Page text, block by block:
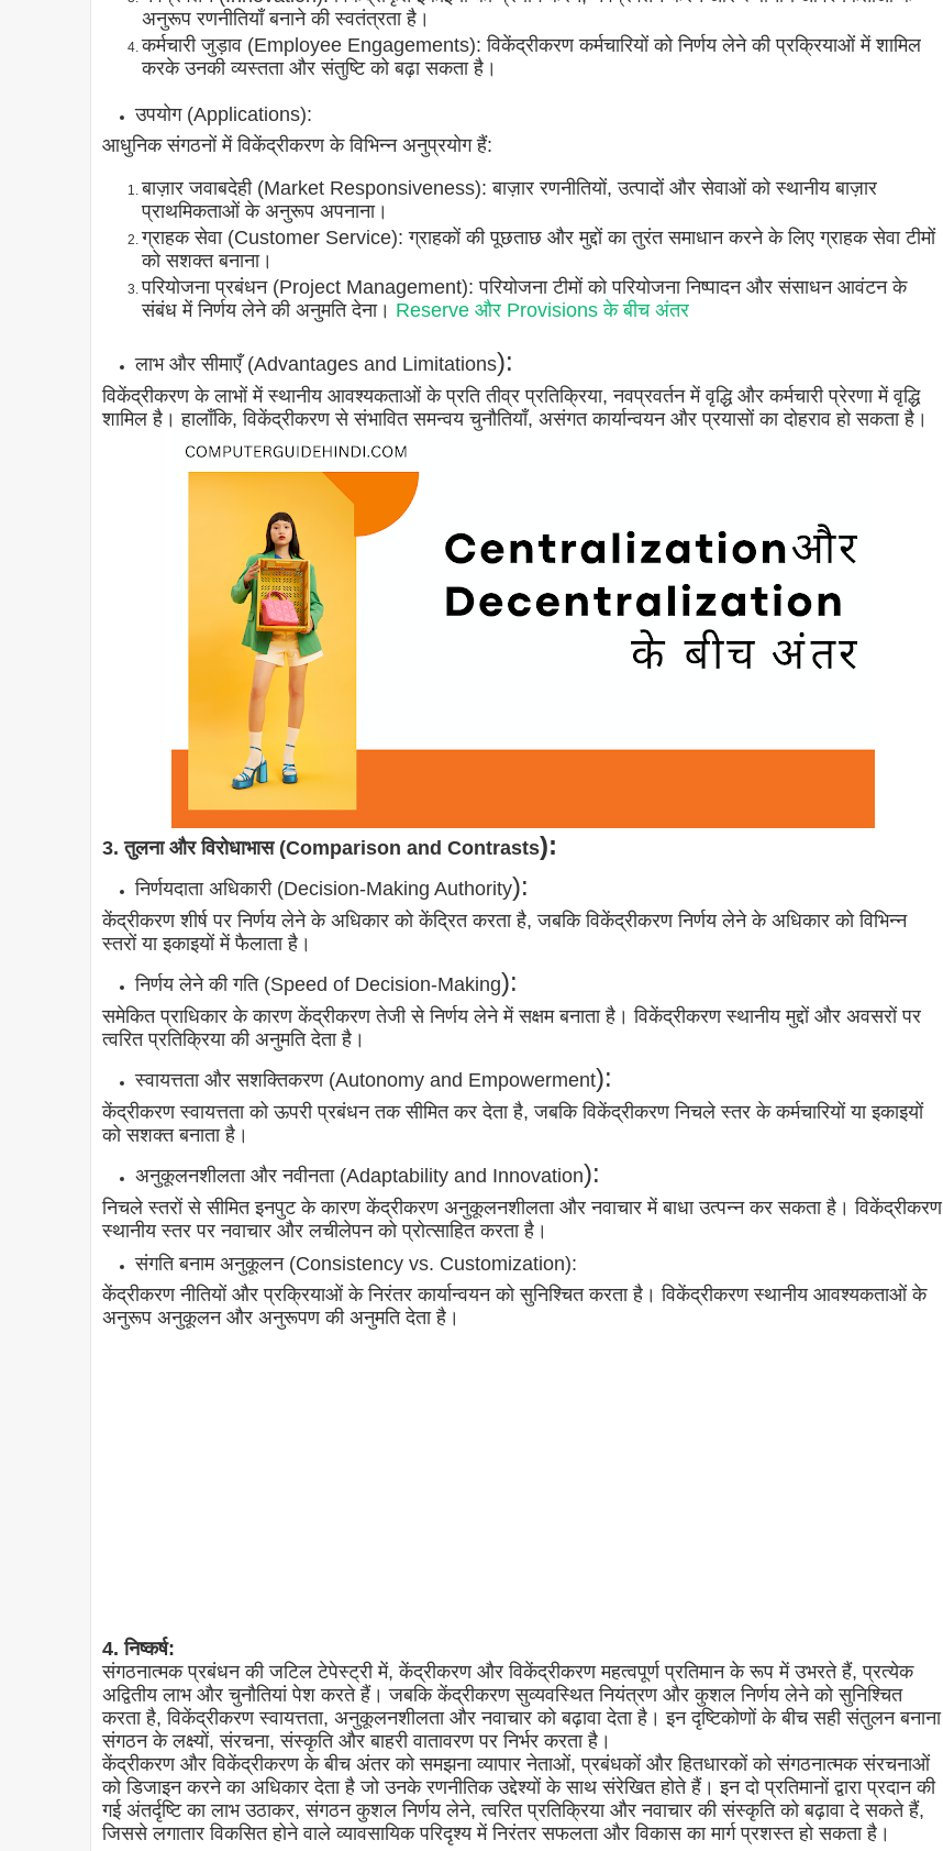
अनुरूप रणनीतियाँ बनाने की स्वतंत्रता है।
कर्मचारी जुड़ाव (Employee Engagements): विकेंद्रीकरण कर्मचारियों को निर्णय लेने की प्रक्रियाओं में शामिल
करके उनकी व्यस्तता और संतुष्टि को बढ़ा सकता है।
उपयोग (Applications):
आधुनिक संगठनों में विकेंद्रीकरण के विभिन्न अनुप्रयोग हैं:
बाज़ार जवाबदेही (Market Responsiveness): बाज़ार रणनीतियों, उत्पादों और सेवाओं को स्थानीय बाज़ार
प्राथमिकताओं के अनुरूप अपनाना।
ग्राहक सेवा (Customer Service): ग्राहकों की पूछताछ और मुद्दों का तुरंत समाधान करने के लिए ग्राहक सेवा टीमों
को सशक्त बनाना।
परियोजना प्रबंधन (Project Management): परियोजना टीमों को परियोजना निष्पादन और संसाधन आवंटन के
संबंध में निर्णय लेने की अनुमति देना। Reserve और Provisions के बीच अंतर
लाभ और सीमाएँ (Advantages and Limitations):
विकेंद्रीकरण के लाभों में स्थानीय आवश्यकताओं के प्रति तीव्र प्रतिक्रिया, नवप्रवर्तन में वृद्धि और कर्मचारी प्रेरणा में वृद्धि
शामिल है। हालाँकि, विकेंद्रीकरण से संभावित समन्वय चुनौतियाँ, असंगत कार्यान्वयन और प्रयासों का दोहराव हो सकता है।
3. तुलना और विरोधाभास (Comparison and Contrasts):
निर्णयदाता अधिकारी (Decision-Making Authority):
केंद्रीकरण शीर्ष पर निर्णय लेने के अधिकार को केंद्रित करता है, जबकि विकेंद्रीकरण निर्णय लेने के अधिकार को विभिन्न
स्तरों या इकाइयों में फैलाता है।
निर्णय लेने की गति (Speed of Decision-Making):
समेकित प्राधिकार के कारण केंद्रीकरण तेजी से निर्णय लेने में सक्षम बनाता है। विकेंद्रीकरण स्थानीय मुद्दों और अवसरों पर
त्वरित प्रतिक्रिया की अनुमति देता है।
स्वायत्तता और सशक्तिकरण (Autonomy and Empowerment):
केंद्रीकरण स्वायत्तता को ऊपरी प्रबंधन तक सीमित कर देता है, जबकि विकेंद्रीकरण निचले स्तर के कर्मचारियों या इकाइयों
को सशक्त बनाता है।
अनुकूलनशीलता और नवीनता (Adaptability and Innovation):
निचले स्तरों से सीमित इनपुट के कारण केंद्रीकरण अनुकूलनशीलता और नवाचार में बाधा उत्पन्न कर सकता है। विकेंद्रीकरण
स्थानीय स्तर पर नवाचार और लचीलेपन को प्रोत्साहित करता है।
संगति बनाम अनुकूलन (Consistency vs. Customization):
केंद्रीकरण नीतियों और प्रक्रियाओं के निरंतर कार्यान्वयन को सुनिश्चित करता है। विकेंद्रीकरण स्थानीय आवश्यकताओं के
अनुरूप अनुकूलन और अनुरूपण की अनुमति देता है।
4. निष्कर्ष:
संगठनात्मक प्रबंधन की जटिल टेपेस्ट्री में, केंद्रीकरण और विकेंद्रीकरण महत्वपूर्ण प्रतिमान के रूप में उभरते हैं, प्रत्येक
अद्वितीय लाभ और चुनौतियां पेश करते हैं। जबकि केंद्रीकरण सुव्यवस्थित नियंत्रण और कुशल निर्णय लेने को सुनिश्चित
करता है, विकेंद्रीकरण स्वायत्तता, अनुकूलनशीलता और नवाचार को बढ़ावा देता है। इन दृष्टिकोणों के बीच सही संतुलन बनाना
संगठन के लक्ष्यों, संरचना, संस्कृति और बाहरी वातावरण पर निर्भर करता है।
केंद्रीकरण और विकेंद्रीकरण के बीच अंतर को समझना व्यापार नेताओं, प्रबंधकों और हितधारकों को संगठनात्मक संरचनाओं
को डिजाइन करने का अधिकार देता है जो उनके रणनीतिक उद्देश्यों के साथ संरेखित होते हैं। इन दो प्रतिमानों द्वारा प्रदान की
गई अंतर्दृष्टि का लाभ उठाकर, संगठन कुशल निर्णय लेने, त्वरित प्रतिक्रिया और नवाचार की संस्कृति को बढ़ावा दे सकते हैं,
जिससे लगातार विकसित होने वाले व्यावसायिक परिदृश्य में निरंतर सफलता और विकास का मार्ग प्रशस्त हो सकता है।